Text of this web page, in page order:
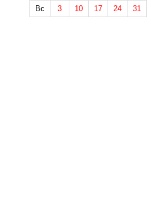
Вс
3 10 17 24 31